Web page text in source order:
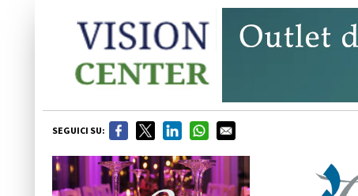
SEGUICI SU: